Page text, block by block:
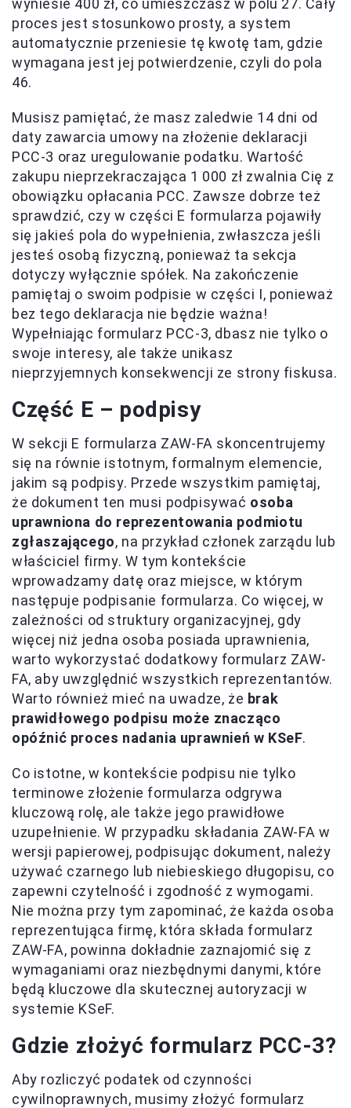
wyniesie 400 zł, co umieszczasz w polu 27. Cały
proces jest stosunkowo prosty, a system
automatycznie przeniesie tę kwotę tam, gdzie
wymagana jest jej potwierdzenie, czyli do pola
46.
Musisz pamiętać, że masz zaledwie 14 dni od
daty zawarcia umowy na złożenie deklaracji
PCC-3 oraz uregulowanie podatku. Wartość
zakupu nieprzekraczająca 1 000 zł zwalnia Cię z
obowiązku opłacania PCC. Zawsze dobrze też
sprawdzić, czy w części E formularza pojawiły
się jakieś pola do wypełnienia, zwłaszcza jeśli
jesteś osobą fizyczną, ponieważ ta sekcja
dotyczy wyłącznie spółek. Na zakończenie
pamiętaj o swoim podpisie w części I, ponieważ
bez tego deklaracja nie będzie ważna!
Wypełniając formularz PCC-3, dbasz nie tylko o
swoje interesy, ale także unikasz
nieprzyjemnych konsekwencji ze strony fiskusa.
Część E – podpisy
W sekcji E formularza ZAW-FA skoncentrujemy
się na równie istotnym, formalnym elemencie,
jakim są podpisy. Przede wszystkim pamiętaj,
że dokument ten musi podpisywać osoba
uprawniona do reprezentowania podmiotu
zgłaszającego, na przykład członek zarządu lub
właściciel firmy. W tym kontekście
wprowadzamy datę oraz miejsce, w którym
następuje podpisanie formularza. Co więcej, w
zależności od struktury organizacyjnej, gdy
więcej niż jedna osoba posiada uprawnienia,
warto wykorzystać dodatkowy formularz ZAW-
FA, aby uwzględnić wszystkich reprezentantów.
Warto również mieć na uwadze, że brak
prawidłowego podpisu może znacząco
opóźnić proces nadania uprawnień w KSeF.
Co istotne, w kontekście podpisu nie tylko
terminowe złożenie formularza odgrywa
kluczową rolę, ale także jego prawidłowe
uzupełnienie. W przypadku składania ZAW-FA w
wersji papierowej, podpisując dokument, należy
używać czarnego lub niebieskiego długopisu, co
zapewni czytelność i zgodność z wymogami.
Nie można przy tym zapominać, że każda osoba
reprezentująca firmę, która składa formularz
ZAW-FA, powinna dokładnie zaznajomić się z
wymaganiami oraz niezbędnymi danymi, które
będą kluczowe dla skutecznej autoryzacji w
systemie KSeF.
Gdzie złożyć formularz PCC-3?
Aby rozliczyć podatek od czynności
cywilnoprawnych, musimy złożyć formularz